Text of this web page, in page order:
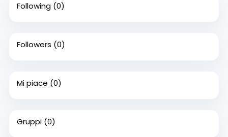
Following (0)
Followers (0)
Mi piace (0)
Gruppi (0)